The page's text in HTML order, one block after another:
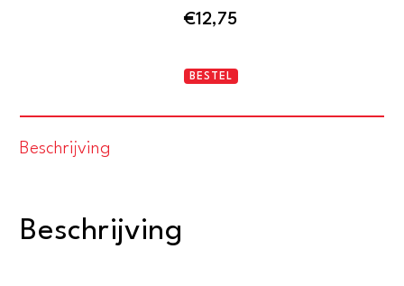
€12,75
The
BESTEL
Beschrijving
Beschrijving